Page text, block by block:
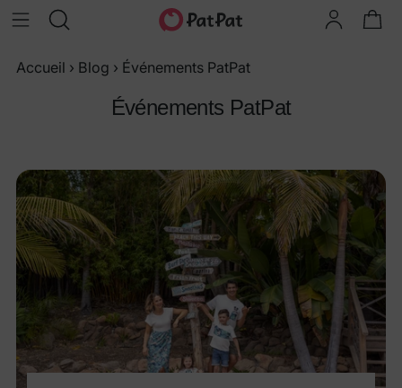
Accueil › Blog › Événements PatPat
Événements PatPat